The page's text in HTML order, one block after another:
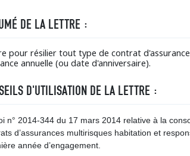
DE LA LETTRE :
pour résilier tout type de contrat
annuelle (ou date d'anniversaire).
D'UTILISATION DE LA LETTRE :
n° 2014-344 du 17 mars 2014 relative à la
d’assurances multirisques habitation et
année d’engagement.